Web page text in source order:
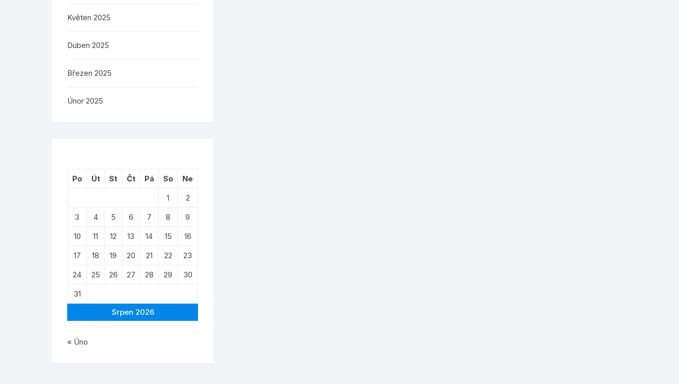
Květen 2025
Duben 2025
Březen 2025
Únor 2025
Srpen 2026
Po Út St Čt Pá So
Ne
1
2
3
4 5 6 7 8
9
10
11 12 13 14 15
16
17
18 19 20 21 22
23
24
25 26 27 28 29
30
31
« Úno